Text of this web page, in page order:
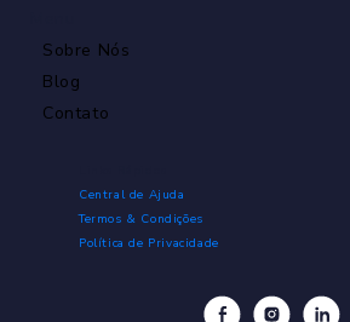
Sobre Nós
Blog
Contato
Central de Ajuda
Termos & Condições
Política de Privacidade